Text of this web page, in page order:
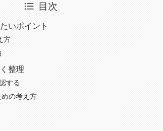
目次
いポイント
方
整理
する
の考え方